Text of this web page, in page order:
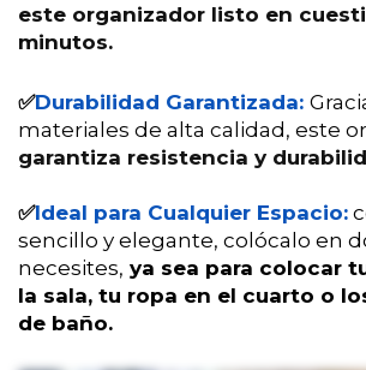
este organizador listo en
minutos.
✅Durabilidad Garantizada:
materiales de alta calidad, este
garantiza resistencia y
✅Ideal para Cualquier Espacio:
sencillo y elegante, colócalo en
necesites, ya sea para colocar
la sala, tu ropa en el cuarto o
de baño.